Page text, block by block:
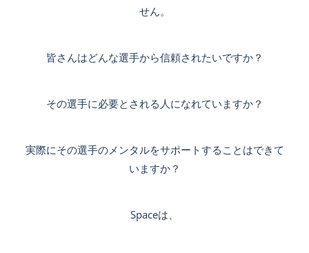
せん。
皆さんはどんな選手から信頼されたいですか？
その選手に必要とされる人になれていますか？
実際にその選手のメンタルをサポートすることはできて
いますか？
Spaceは、